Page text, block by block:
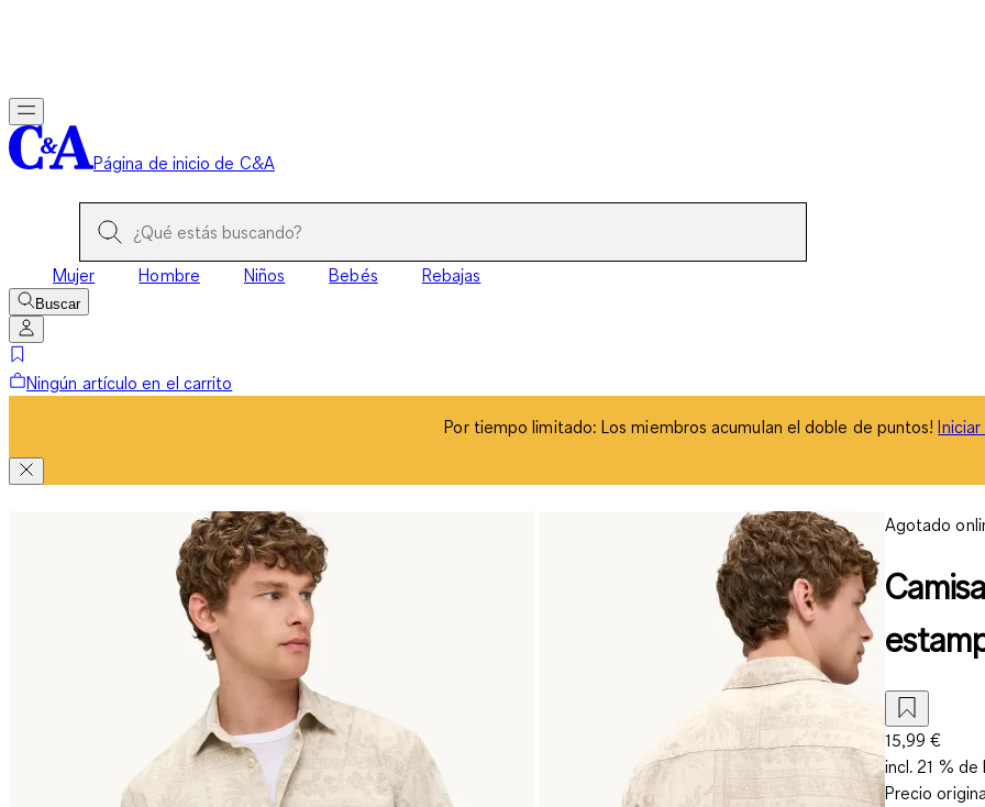
Página de inicio de C&A
Mujer Hombre Niños Bebés Rebajas
Buscar
Ningún artículo en el carrito
Por tiempo limitado: Los miembros acumulan el doble de puntos!
Agotado
15,99 €
incl. 21 % de
Precio